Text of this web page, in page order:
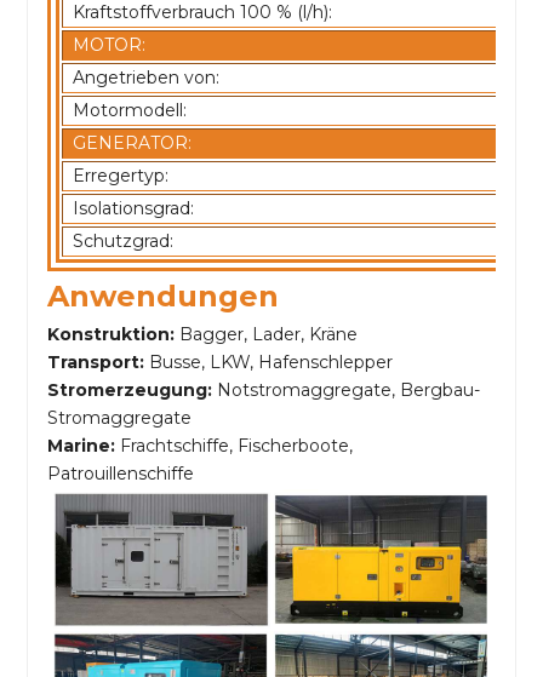
Kraftstoffverbrauch 100 % (l/h):
MOTOR:
Angetrieben von:
Motormodell:
GENERATOR:
Erregertyp:
Isolationsgrad:
Schutzgrad:
Anwendungen
Konstruktion: Bagger, Lader, Kräne
Transport: Busse, LKW, Hafenschlepper
Stromerzeugung: Notstromaggregate, Bergbau-
Stromaggregate
Marine: Frachtschiffe, Fischerboote,
Patrouillenschiffe